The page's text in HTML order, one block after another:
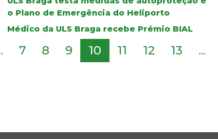
o Plano de Emergência do Heliporto
Médico da ULS Braga recebe Prémio BIAL
7 8 9 10 11 12 13 ...